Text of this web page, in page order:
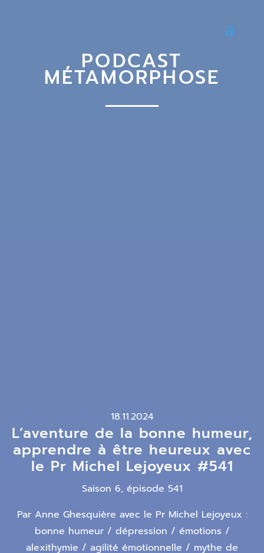
PODCAST
MÉTAMORPHOSE
18.11.2024
L’aventure de la bonne humeur,
apprendre à être heureux avec
le Pr Michel Lejoyeux #541
Saison 6, épisode 541
Par Anne Ghesquière avec le Pr Michel Lejoyeux :
bonne humeur / dépression / émotions /
alexithymie / agilité émotionnelle / mythe de